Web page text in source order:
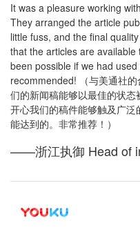
It was a pleasure working
They arranged the article
little fuss, and the final
that the articles are
been possible if we had
recommended! （与美通社
们的新闻稿能够以最佳的状
开心我们的稿件能够触及广
能达到的。非常推荐！）
——浙江执御 Head of